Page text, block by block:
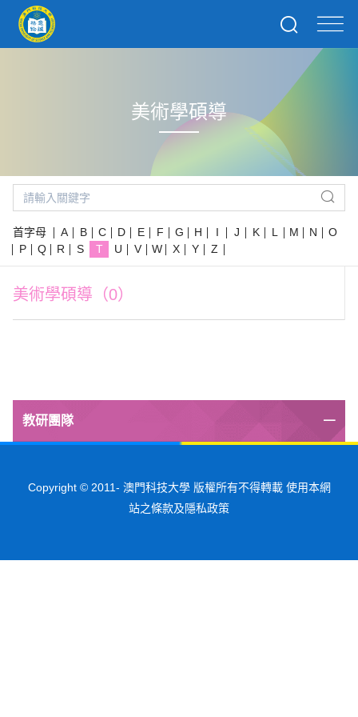
美術學碩導
首字母 A B C D E F G H I J K L M N
O
P
Q R S T U V W X Y Z
美術學碩導（0）
教研團隊
Copyright © 2011- 澳門科技大學 版權所有不得轉載 使用本網
站之條款及隱私政策